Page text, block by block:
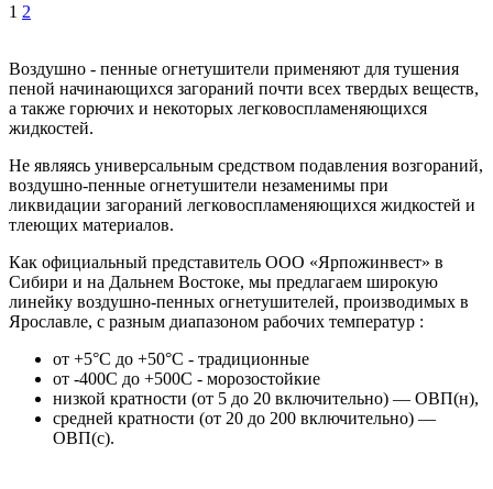
1 2
Воздушно - пенные огнетушители применяют для тушения
пеной начинающихся загораний почти всех твердых веществ,
а также горючих и некоторых легковоспламеняющихся
жидкостей.
Не являясь универсальным средством подавления возгораний,
воздушно-пенные огнетушители незаменимы при
ликвидации загораний легковоспламеняющихся жидкостей и
тлеющих материалов.
Как официальный представитель ООО «Ярпожинвест» в
Сибири и на Дальнем Востоке, мы предлагаем широкую
линейку воздушно-пенных огнетушителей, производимых в
Ярославле, с разным диапазоном рабочих температур :
от +5°С до +50°С - традиционные
от -400С до +500С - морозостойкие
низкой кратности (от 5 до 20 включительно) — ОВП(н),
средней кратности (от 20 до 200 включительно) —
ОВП(c).